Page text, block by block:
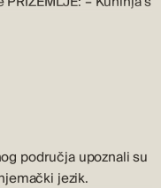
na prostranu
– Ostava
s vlastitom
– Zajednička
s pogledom na
OPREMA I
vrata – Parket
prostoriji –
područja upoznali su
jezik.